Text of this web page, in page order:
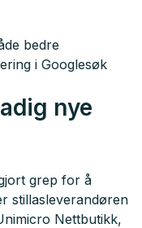
bedre
i Googlesøk
nye
grep for å
stillasleverandøren
Nettbutikk,